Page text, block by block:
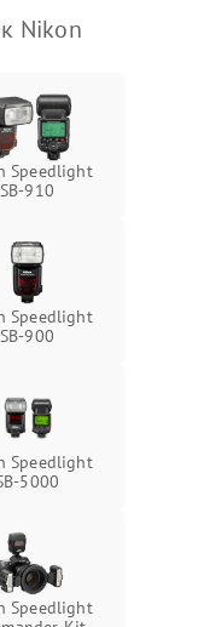
Nikon
Speedlight
SB-910
Speedlight
SB-900
Speedlight
5000
Speedlight